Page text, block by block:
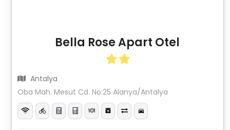
Bella Rose Apart Otel
Antalya
Oba Mah. Mesut Cd. No:25 Alanya/Antalya